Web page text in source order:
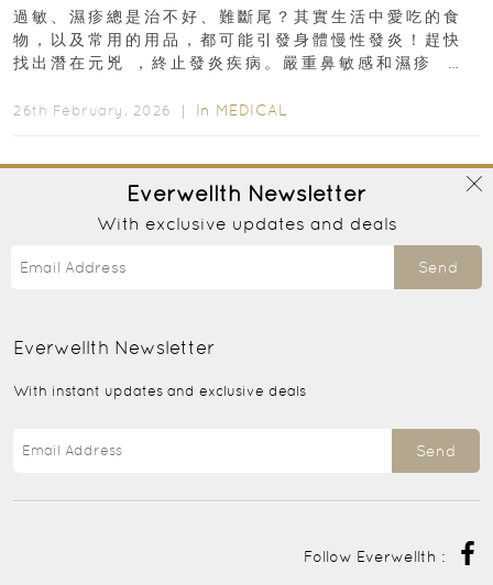
過敏、濕疹總是治不好、難斷尾？其實生活中愛吃的食
物，以及常用的用品，都可能引發身體慢性發炎！趕快
找出潛在元兇 ，終止發炎疾病。嚴重鼻敏感和濕疹 生
26th February, 2026 ｜ In MEDICAL
Everwellth Newsletter
With exclusive updates and deals
Send
Everwellth Newsletter
With instant updates and exclusive deals
Send
Follow Everwellth :